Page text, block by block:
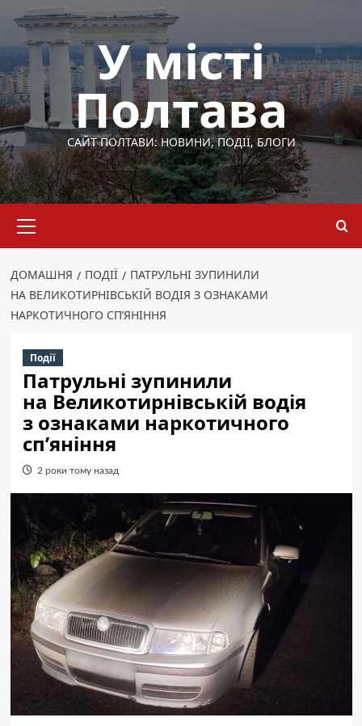
Перейти
вмісту
У місті
Полтава
САЙТ ПОЛТАВИ: НОВИНИ, ПОДІЇ, БЛОГИ
меню
ДОМАШНЯ ПОДІЇ
ПАТРУЛЬНІ ЗУПИНИЛИ
НА ВЕЛИКОТИРНІВСЬКІЙ ВОДІЯ З ОЗНАКАМИ
НАРКОТИЧНОГО СП’ЯНІННЯ
Події
Патрульні зупинили
на Великотирнівській водія
з ознаками наркотичного
сп’яніння
2 роки тому назад